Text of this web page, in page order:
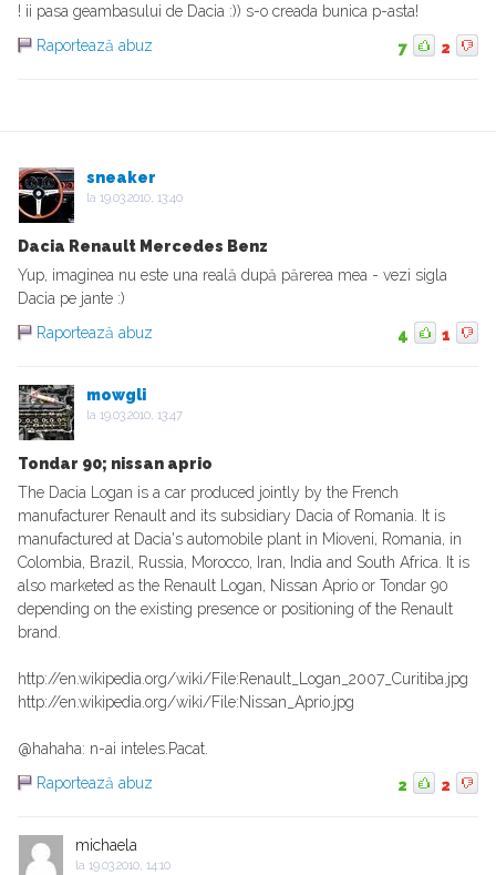
! ii pasa geambasului de Dacia :)) s-o creada bunica p-asta!
Raportează abuz
7 2
sneaker
la 19.03.2010, 13:40
Dacia Renault Mercedes Benz
Yup, imaginea nu este una reală după părerea mea - vezi sigla
Dacia pe jante :)
Raportează abuz
4 1
mowgli
la 19.03.2010, 13:47
Tondar 90; nissan aprio
The Dacia Logan is a car produced jointly by the French
manufacturer Renault and its subsidiary Dacia of Romania. It is
manufactured at Dacia's automobile plant in Mioveni, Romania, in
Colombia, Brazil, Russia, Morocco, Iran, India and South Africa. It is
also marketed as the Renault Logan, Nissan Aprio or Tondar 90
depending on the existing presence or positioning of the Renault
brand.
http://en.wikipedia.org/wiki/File:Renault_Logan_2007_Curitiba.jpg
http://en.wikipedia.org/wiki/File:Nissan_Aprio.jpg
@hahaha: n-ai inteles.Pacat.
Raportează abuz
2 2
michaela
la 19.03.2010, 14:10